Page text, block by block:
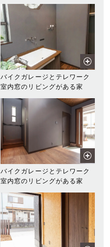
バイクガレージとテレワーク
室内窓のリビングがある家
バイクガレージとテレワーク
室内窓のリビングがある家